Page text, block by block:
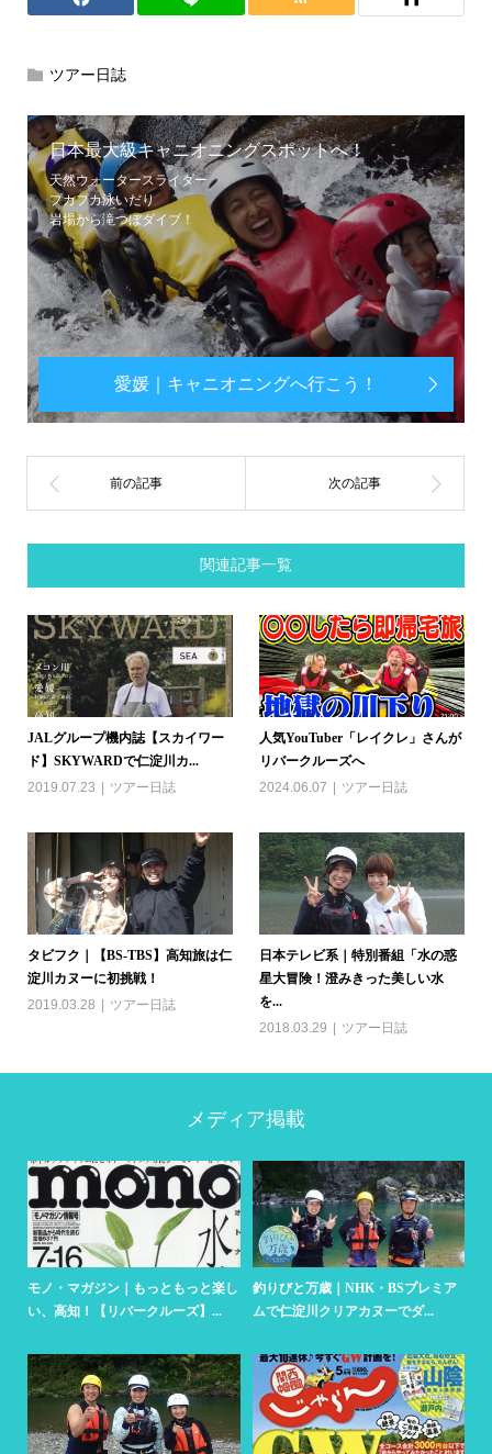
ツアー日誌
日本最大級キャニオニングスポットへ！
天然ウォータースライダー
プカプカ泳いだり
岩場から滝つぼダイブ！
愛媛｜キャニオニングへ行こう！
関連記事一覧
JALグループ機内誌【スカイワー
ド】SKYWARDで仁淀川カ...
2019.07.23
ツアー日誌
人気YouTuber「レイクレ」さんが
リバークルーズへ
2024.06.07
ツアー日誌
タビフク｜【BS-TBS】高知旅は仁
淀川カヌーに初挑戦！
2019.03.28
ツアー日誌
日本テレビ系｜特別番組「水の惑
星大冒険！澄みきった美しい水
を...
2018.03.29
ツアー日誌
メディア掲載
BSプレミア
ーでダ...
人気YouTuber「レイクレ」さんが
リバークルーズへ
人気YouTuber「東海オンエ
んがリバークルーズに遊...